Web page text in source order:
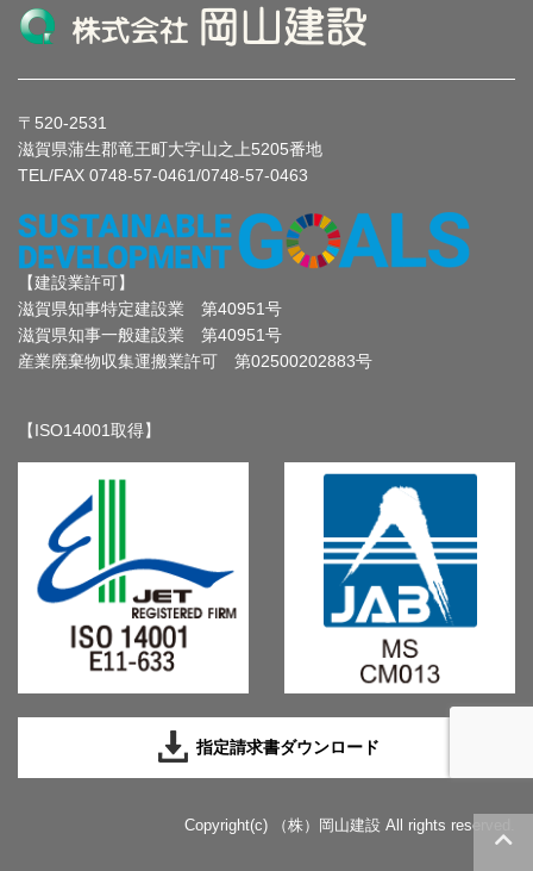
〒520-2531
滋賀県蒲生郡竜王町大字山之上5205番地
TEL/FAX 0748-57-0461/0748-57-0463
【建設業許可】
滋賀県知事特定建設業 第40951号
滋賀県知事一般建設業 第40951号
産業廃棄物収集運搬業許可 第02500202883号
【ISO14001取得】
指定請求書ダウンロード
Copyright(c) （株）岡山建設 All rights reserved.